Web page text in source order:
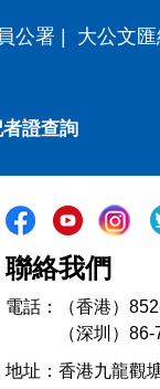
公署 | 大公文匯
證查詢
聯絡我們
電話：（香港）
（深圳）
地址：香港九龍觀